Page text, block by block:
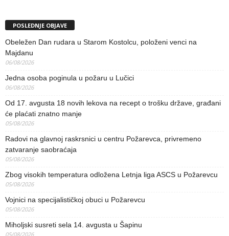
POSLEDNJE OBJAVE
Obeležen Dan rudara u Starom Kostolcu, položeni venci na
Majdanu
06/08/2026
Jedna osoba poginula u požaru u Lučici
06/08/2026
Od 17. avgusta 18 novih lekova na recept o trošku države, građani
će plaćati znatno manje
05/08/2026
Radovi na glavnoj raskrsnici u centru Požarevca, privremeno
zatvaranje saobraćaja
05/08/2026
Zbog visokih temperatura odložena Letnja liga ASCS u Požarevcu
05/08/2026
Vojnici na specijalističkoj obuci u Požarevcu
05/08/2026
Miholjski susreti sela 14. avgusta u Šapinu
05/08/2026